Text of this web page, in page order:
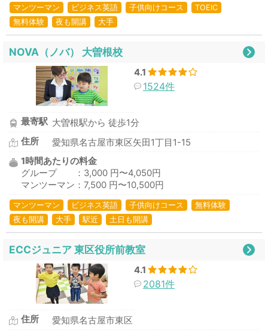
マンツーマン ビジネス英語 子供向けコース
TOEIC
無料体験
夜も開講 大手
NOVA（ノバ） 大曽根校
4.1
1524件
最寄駅 大曽根駅から 徒歩1分
住所
愛知県名古屋市東区矢田1丁目1-15
1時間あたりの料金
グループ ：3,000 円〜4,050円
マンツーマン：7,500 円〜10,500円
マンツーマン ビジネス英語 子供向けコース
無料体験
夜も開講
大手 駅近 土日も開講
ECCジュニア 東区役所前教室
4.1
2081件
住所
愛知県名古屋市東区